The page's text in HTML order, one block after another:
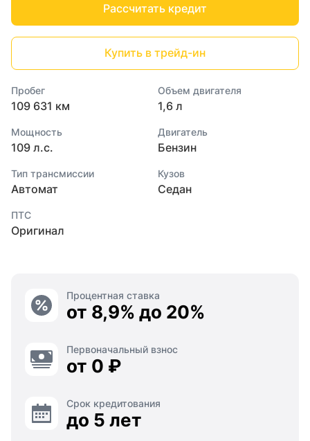
Рассчитать кредит
Купить в трейд-ин
Пробег
109 631 км
Объем двигателя
1,6 л
Мощность
109 л.с.
Двигатель
Бензин
Тип трансмиссии
Автомат
Кузов
Седан
ПТС
Оригинал
Процентная ставка
от 8,9% до 20%
Первоначальный взнос
от 0 ₽
Срок кредитования
до 5 лет